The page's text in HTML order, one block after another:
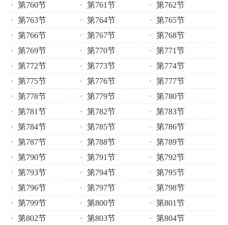
第760节
第761节
第762节
第763节
第764节
第765节
第766节
第767节
第768节
第769节
第770节
第771节
第772节
第773节
第774节
第775节
第776节
第777节
第778节
第779节
第780节
第781节
第782节
第783节
第784节
第785节
第786节
第787节
第788节
第789节
第790节
第791节
第792节
第793节
第794节
第795节
第796节
第797节
第798节
第799节
第800节
第801节
第802节
第803节
第804节